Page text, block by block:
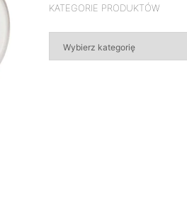
KATEGORIE PRODUKTÓW